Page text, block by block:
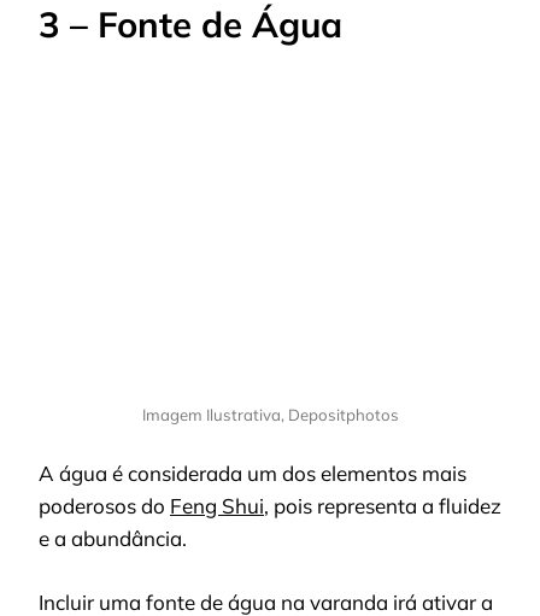
3 – Fonte de Água
Imagem Ilustrativa, Depositphotos
A água é considerada um dos elementos mais
poderosos do Feng Shui, pois representa a fluidez
e a abundância.
Incluir uma fonte de água na varanda irá ativar a